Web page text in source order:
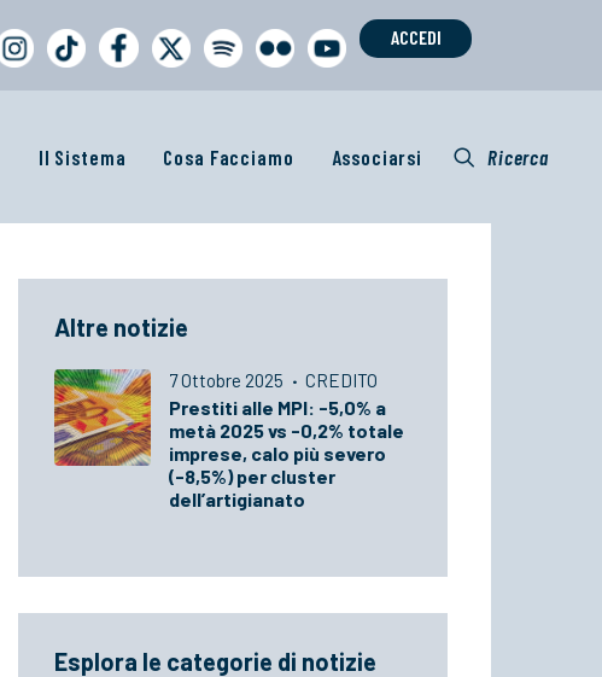
ACCEDI
Il Sistema Cosa Facciamo Associarsi Ricerca
Altre notizie
7 Ottobre 2025 · CREDITO
Prestiti alle MPI: -5,0% a
metà 2025 vs -0,2% totale
imprese, calo più severo
(-8,5%) per cluster
dell’artigianato
Esplora le categorie di notizie